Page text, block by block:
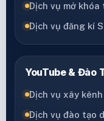
Dịch vụ mở khóa
Dịch vụ đăng kí
YouTube & Đào
Dịch vụ xây kênh
Dịch vụ đào tạo